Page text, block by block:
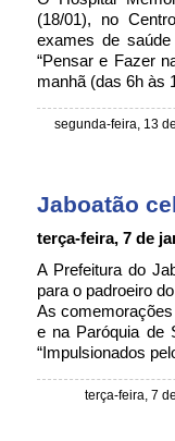
(18/01), no
exames de
“Pensar e Fazer
manhã (das 6h às
segunda-feira, 13
Jaboatão
terça-feira, 7 de
A Prefeitura do
para o padroeiro
As
e na Paróquia de
“Impulsionados
terça-feira, 7